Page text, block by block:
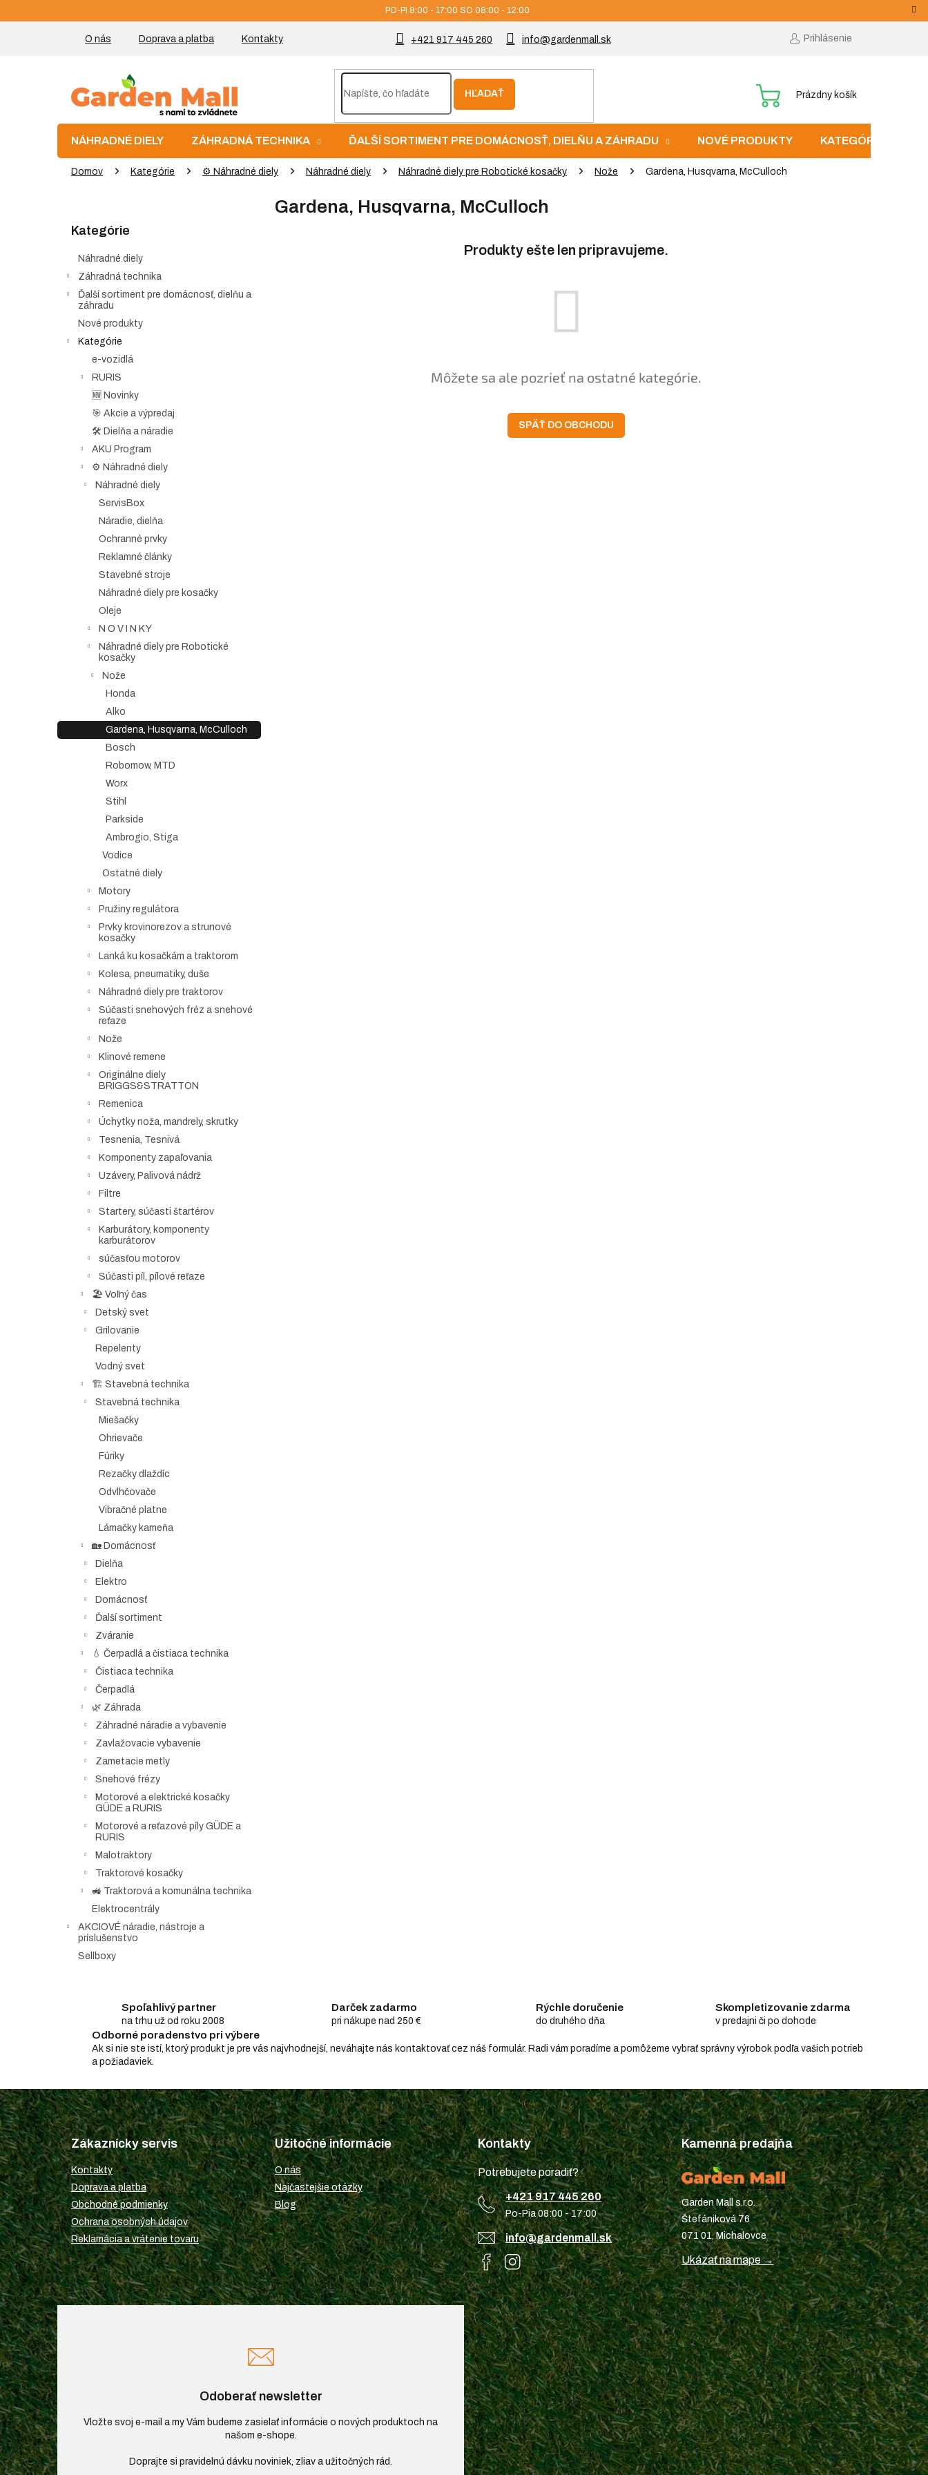
na
PO-PI 8:00 - 17:00 SO 08:00 - 12:00
+421 917 445 260 info@gardenmall.sk
O nás Doprava a platba Kontakty Prihlásenie
HĽADAŤ
NÁKUPNÝ
Prázdny košík
NÁHRADNÉ DIELY ZÁHRADNÁ TECHNIKA ĎALŠÍ SORTIMENT PRE DOMÁCNOSŤ, DIELŇU A ZÁHRADU NOVÉ PRODUKTY KATEGÓRIE
Domov Kategórie ⚙️ Náhradné diely Náhradné diely Náhradné diely pre Robotické kosačky Nože Gardena, Husqvarna, McCulloch
kategórie
Kategórie
Náhradné diely
Záhradná technika
Ďalší sortiment pre domácnosť, dielňu a
záhradu
Nové produkty
Kategórie
e-vozidlá
RURIS
🆕 Novinky
🎯 Akcie a výpredaj
🛠️ Dielňa a náradie
AKU Program
⚙️ Náhradné diely
Náhradné diely
ServisBox
Náradie, dielňa
Ochranné prvky
Reklamné články
Stavebné stroje
Náhradné diely pre kosačky
Oleje
N O V I N K Y
Náhradné diely pre Robotické
kosačky
Nože
Honda
Alko
Gardena, Husqvarna, McCulloch
Bosch
Robomow, MTD
Worx
Stihl
Parkside
Ambrogio, Stiga
Vodice
Ostatné diely
Motory
Pružiny regulátora
Prvky krovinorezov a strunové
kosačky
Lanká ku kosačkám a traktorom
Kolesa, pneumatiky, duše
Náhradné diely pre traktorov
Súčasti snehových fréz a snehové
reťaze
Nože
Klinové remene
Originálne diely
BRIGGS&STRATTON
Remenica
Úchytky noža, mandrely, skrutky
Tesnenia, Tesnivá
Komponenty zapaľovania
Uzávery, Palivová nádrž
Filtre
Startery, súčasti štartérov
Karburátory, komponenty
karburátorov
súčasťou motorov
Súčasti píl, pílové reťaze
🏖️ Voľný čas
Detský svet
Grilovanie
Repelenty
Vodný svet
🏗️ Stavebná technika
Stavebná technika
Miešačky
Ohrievače
Fúriky
Rezačky dlaždíc
Odvlhčovače
Vibračné platne
Lámačky kameňa
🏡 Domácnosť
Dielňa
Elektro
Domácnosť
Ďalší sortiment
Zváranie
💧 Čerpadlá a čistiaca technika
Čistiaca technika
Čerpadlá
🌿 Záhrada
Záhradné náradie a vybavenie
Zavlažovacie vybavenie
Zametacie metly
Snehové frézy
Motorové a elektrické kosačky
GÜDE a RURIS
Motorové a reťazové píly GÜDE a
RURIS
Malotraktory
Traktorové kosačky
🚜 Traktorová a komunálna technika
Elektrocentrály
AKCIOVÉ náradie, nástroje a
príslušenstvo
Sellboxy
Gardena, Husqvarna, McCulloch
Produkty ešte len pripravujeme.
Môžete sa ale pozrieť na ostatné kategórie.
SPÄŤ DO OBCHODU
Spoľahlivý partner
na trhu už od roku 2008
Darček zadarmo
pri nákupe nad 250 €
Rýchle doručenie
do druhého dňa
Skompletizovanie zdarma
v predajni či po dohode
Odborné poradenstvo pri výbere
Ak si nie ste istí, ktorý produkt je pre vás najvhodnejší, neváhajte nás kontaktovať cez náš formulár. Radi vám poradíme a pomôžeme vybrať správny výrobok podľa vašich potrieb
a požiadaviek.
Z
á
p
ä
t
i
e
Zákaznícky servis
Kontakty
Doprava a platba
Obchodné podmienky
Ochrana osobných údajov
Reklamácia a vrátenie tovaru
Užitočné informácie
O nás
Najčastejšie otázky
Blog
Kontakty
Potrebujete poradiť?
+421 917 445 260
Po-Pia 08:00 - 17:00
info@gardenmall.sk
Kamenná predajňa
Garden Mall s.r.o.
Štefániková 76
071 01, Michalovce
Ukázať na mape →
Odoberať newsletter
Vložte svoj e-mail a my Vám budeme zasielať informácie o nových produktoch na
našom e-shope.